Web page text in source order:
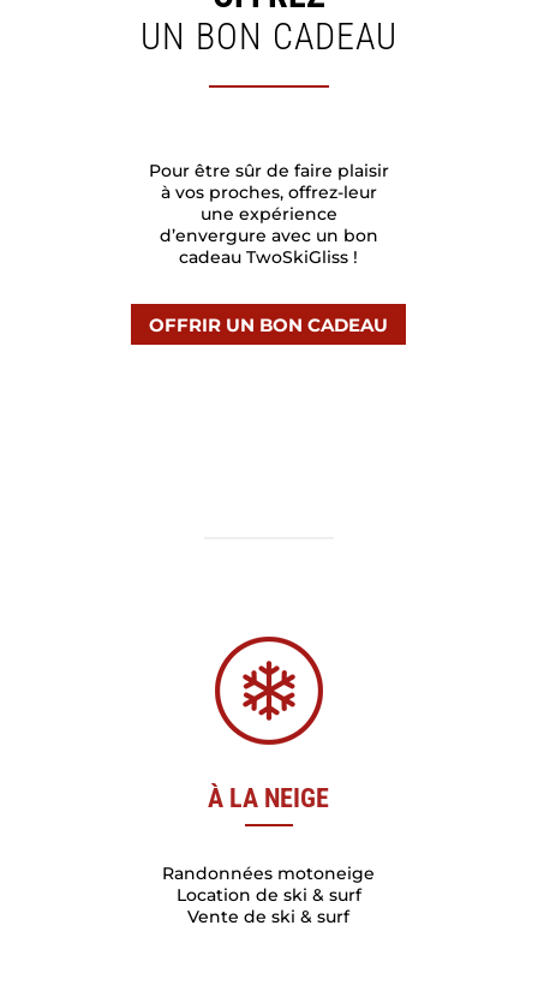
UN BON CADEAU
Pour être sûr de faire plaisir
à vos proches, offrez-leur
une expérience
d’envergure avec un bon
cadeau TwoSkiGliss !
OFFRIR UN BON CADEAU
À LA NEIGE
Randonnées motoneige
Location de ski & surf
Vente de ski & surf